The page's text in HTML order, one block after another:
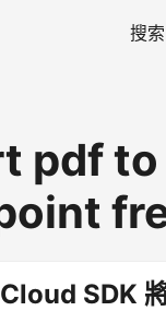
搜索
pdf to
SDK